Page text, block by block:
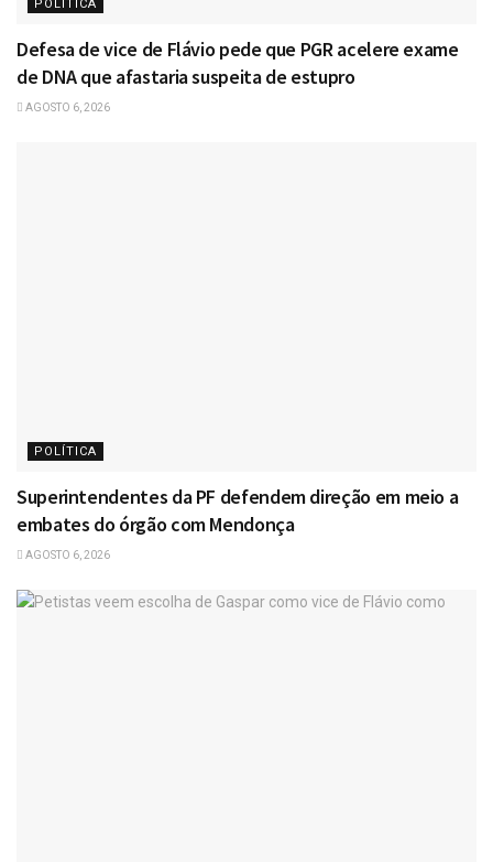
POLÍTICA
Defesa de vice de Flávio pede que PGR acelere exame
de DNA que afastaria suspeita de estupro
AGOSTO 6, 2026
POLÍTICA
Superintendentes da PF defendem direção em meio a
embates do órgão com Mendonça
AGOSTO 6, 2026